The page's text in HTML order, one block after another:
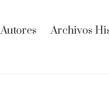
Autores Archivos